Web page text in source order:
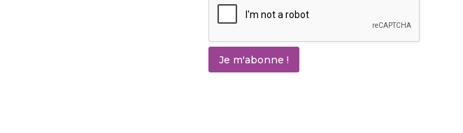
Je m'abonne !